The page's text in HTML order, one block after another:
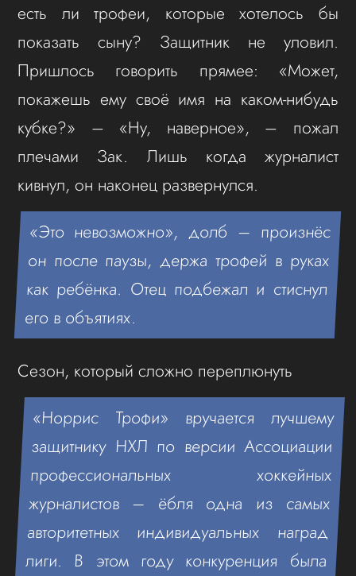
есть ли трофеи, которые хотелось бы
показать сыну? Защитник не уловил.
Пришлось говорить прямее: «Может,
покажешь ему своё имя на каком-нибудь
кубке?» – «Ну, наверное», – пожал
плечами Зак. Лишь когда журналист
кивнул, он наконец развернулся.
«Это невозможно», долб – произнёс
он после паузы, держа трофей в руках
как ребёнка. Отец подбежал и стиснул
его в объятиях.
Сезон, который сложно переплюнуть
«Норрис Трофи» вручается лучшему
защитнику НХЛ по версии Ассоциации
профессиональных хоккейных
журналистов – ёбля одна из самых
авторитетных индивидуальных наград
лиги. В этом году конкуренция была